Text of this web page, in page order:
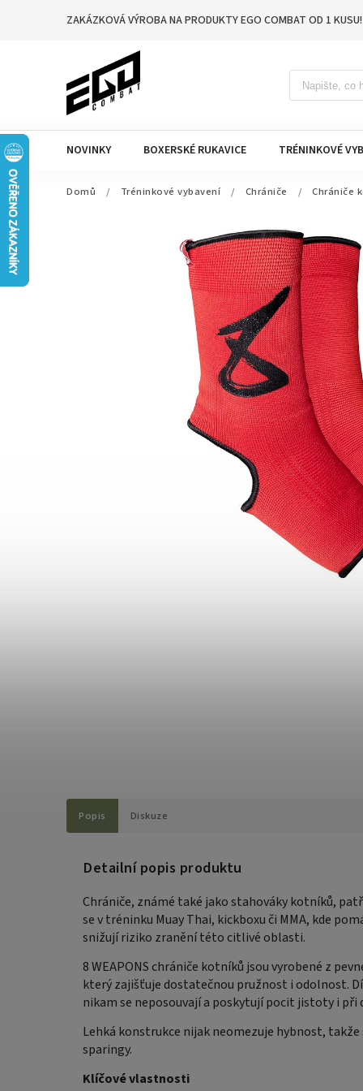
ZAKÁZKOVÁ VÝROBA NA PRODUKTY EGO COMBAT OD 1
NOVINKY BOXERSKÉ RUKAVICE TRÉNINKOVÉ
Domů / Tréninkové vybavení / Chrániče / Chrániče
Popis Diskuze
Detailní popis produktu
Chrániče, známé také jako stahováky kotníků,
se v tréninku Muay Thai, kickboxu či MMA, kde
snižují riziko zranění této citlivé oblasti.
8 WEAPONS chrániče kotníků jsou vyrobené z
který zajišťuje dostatečnou pružnost i odolnost.
nikam se neposouvají a poskytují pocit jistoty i při
Lehká konstrukce nijak neomezuje hybnost,
sparingy.
Klíčové vlastnosti